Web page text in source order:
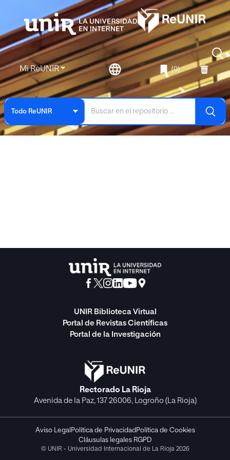
Mi ReUNIR (0)
Todo ReUNIR
UNIR Biblioteca Virtual
Portal de Revistas Científicas
Portal de la Investigación
Rectorado La Rioja
Avenida de la Paz, 137 26006, Logroño (La Rioja)
Aviso Legal Política de Privacidad Política de Cookies
Cláusulas legales RGPD
© UNIR - Universidad Internacional de La Rioja 2026